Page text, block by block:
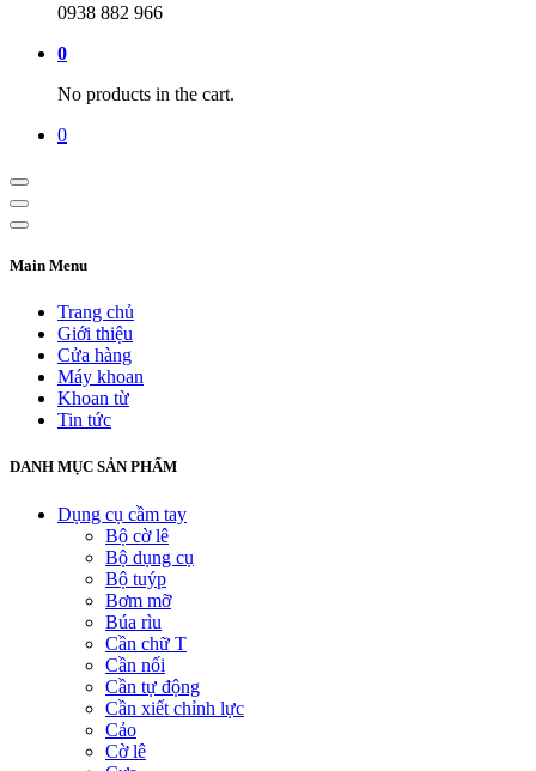
0938 882 966
0
No products in the cart.
0
Main Menu
Trang chủ
Giới thiệu
Cửa hàng
Máy khoan
Khoan từ
Tin tức
DANH MỤC SẢN PHẨM
Dụng cụ cầm tay
Bộ cờ lê
Bộ dụng cụ
Bộ tuýp
Bơm mỡ
Búa rìu
Cần chữ T
Cần nối
Cần tự động
Cần xiết chỉnh lực
Cảo
Cờ lê